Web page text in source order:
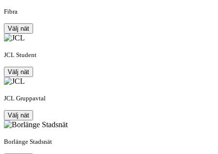
Fibra
Välj nät
JCL Student
Välj nät
JCL Gruppavtal
Välj nät
Borlänge Stadsnät